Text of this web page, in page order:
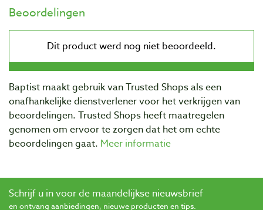
Beoordelingen
Baptist maakt gebruik van Trusted Shops als een
onafhankelijke dienstverlener voor het verkrijgen van
beoordelingen. Trusted Shops heeft maatregelen
genomen om ervoor te zorgen dat het om echte
beoordelingen gaat. Meer informatie
Schrijf u in voor de maandelijkse nieuwsbrief
en ontvang aanbiedingen, nieuwe producten en tips.